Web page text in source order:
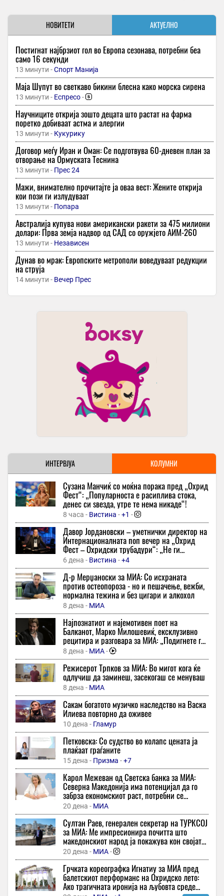
НОВИТЕТИ АКТУЕЛНО
Постигнат најбрзиот гол во Европа сезонава, потребни беа
само 16 секунди
13 минути -Спорт Манија
Маја Шупут во светкаво бикини блесна како морска сирена
13 минути - Еспресо-
Научниците открија зошто децата што растат на фарма
поретко добиваат астма и алергии
13 минути - Кукурику
Договор меѓу Иран и Оман: Се подготвува 60-дневен план за
отворање на Ормуската Теснина
13 минути - Прес 24
Мажи, внимателно прочитајте ја оваа вест: Жените открија
кои пози ги излудуваат
13 минути - Попара
Австралија купува нови американски ракети за 475 милиони
долари: Прва земја надвор од САД со оружјето АИМ-260
13 минути - Независен
Дунав во мрак: Европските метрополи воведуваат редукции
на струја
14 минути - Вечер Прес
Даниловски: Ако правилно се применуваат методите на
Независен-
Пожар на Хитроу во Лондон, се откажуваат летовите/
ОФИЦИЈАЛНО: Винициус го „откачи“ Арсенал и потпиша нов
договор со Реал Мадрид!
Животните во скопската зоолошка градина се разладуваа со
овошни сладоледи
ЕП
28 минути -Екипа-
Идеално за кога одите на одмор: Овој трик со кеса ги чува
цвеќињата безбедни
28 минути -Макфакс -+1
Данска воведува усна одбрана на есеите за да го спречи
препишувањето со вештачка интелигенција
28 минути -Инфо
Apple не попушта: не и дава пристап на полицијата до
содржините на своите клиенти
29 минути -Вечер
Поддршка за мароко да ги заземе шпанските енклави на
негова територија
Вечер
Слаб јен, големи долгови и крај на доминацијата на доларот?
29 минути - Фактор
Екстремни температури во Европа: Забележани рекордни 40
степени во 30 градови – хидроцентралите работат со
намален интензитет
29 минути -Телма
Мечот меѓу Салцбург и Пафос беше прекинат по само 15
минути
43 минути -Спорт Манија
Во пресрет на СП во џуи – џицу: Ацевска пристигна во Абу
Даби, максимално подготвена!
43 минути - Sport Media
Италијанската тајна на долговечноста: Стогодишниците од
Сардинија имаат една навика од 11 часа неделно
43 минути -Точка
Непроспиени летни ноќи: Еве како да го разладите вашиот
дом без да трошите многу
43 минути -Макфакс
Ако има задолжителни давачки за бродови низ Ормускиот
Теснец, тогаш ќе има и поскап превоз и енергија низ целиот
свет, реагираат поморски здруженија
43 минути - Слободен Печат
Сеута преплавена со деца мигранти без придружба
ИНТЕРВЈУА КОЛУМНИ
Сузана Манчиќ со моќна порака пред „Охрид
Фест“: „Популарноста е расиплива стока,
денес си ѕвезда, утре те нема никаде“!
8 часа - Вистина -+1 -
Давор Јордановски – уметнички директор на
Интернационалната поп вечер на „Охрид
Фест – Охридски трубадури“: „Не ги
копираме светските трендови – сакаме ние
да бидеме инспирација“
6 дена - Вистина -+4
Д-р Мерџаноски за МИА: Со исхраната
против остеопороза - но и пешачење, вежби,
нормална тежина и без цигари и алкохол
8 дена - МИА
Најпознатиот и најемотивен поет на
Балканот, Марко Милошевиќ, ексклузивно
рецитира и разговара за МИА: „Подигнете го
ракавот - ако сте се наежиле од стиховите,
добро е!“
8 дена - МИА-
Режисерот Трпков за МИА: Во мигот кога ќе
одлучиш да заминеш, засекогаш се менуваш
8 дена - МИА
Сакам богатото музичко наследство на Васка
Илиева повторно да оживее
10 дена - Гламур
Петковска: Со судство во колапс цената ја
плаќаат граѓаните
15 дена - Призма -+7
Карол Межеван од Светска банка за МИА:
Северна Македонија има потенцијал да го
забрза економскиот раст, потребни се
структурни реформи
20 дена - МИА
Султан Раев, генерален секретар на ТУРКСОЈ
за МИА: Ме импресионира почитта што
македонскиот народ ја покажува кон својата
историја
20 дена - МИА-
Грчката кореографка Игнатиу за МИА пред
балетскиот перформанс на Охридско лето:
Ако трагичната иронија на љубовта среде